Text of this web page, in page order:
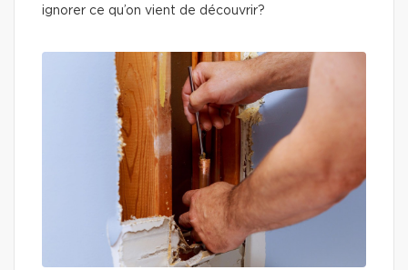
ignorer ce qu’on vient de découvrir?